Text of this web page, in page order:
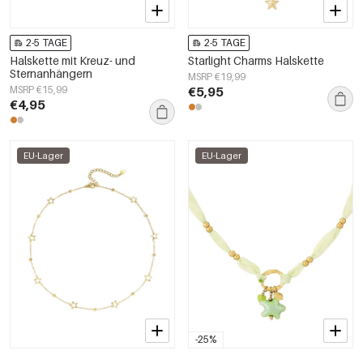
2-5 TAGE
Halskette mit Kreuz- und
Sternanhängern
MSRP €15,99
€4,95
2-5 TAGE
Starlight Charms Halskette
MSRP €19,99
€5,95
EU-Lager
-25%
EU-Lager